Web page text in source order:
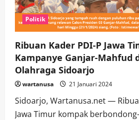
Politik
Ribuan Kader PDI-P Jawa
Kampanye Ganjar-Mahfud
Olahraga Sidoarjo
wartanusa 21 Januari 2024
Sidoarjo, Wartanusa.net —
Jawa Timur kompak